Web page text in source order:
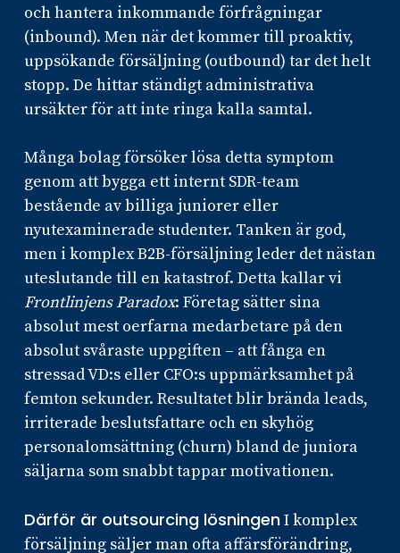
och hantera inkommande förfrågningar
(inbound). Men när det kommer till proaktiv,
uppsökande försäljning (outbound) tar det helt
stopp. De hittar ständigt administrativa
ursäkter för att inte ringa kalla samtal.
Många bolag försöker lösa detta symptom
genom att bygga ett internt SDR-team
bestående av billiga juniorer eller
nyutexaminerade studenter. Tanken är god,
men i komplex B2B-försäljning leder det nästan
uteslutande till en katastrof. Detta kallar vi
Frontlinjens Paradox: Företag sätter sina
absolut mest oerfarna medarbetare på den
absolut svåraste uppgiften – att fånga en
stressad VD:s eller CFO:s uppmärksamhet på
femton sekunder. Resultatet blir brända leads,
irriterade beslutsfattare och en skyhög
personalomsättning (churn) bland de juniora
säljarna som snabbt tappar motivationen.
Därför är outsourcing lösningenI komplex
försäljning säljer man ofta affärsförändring,